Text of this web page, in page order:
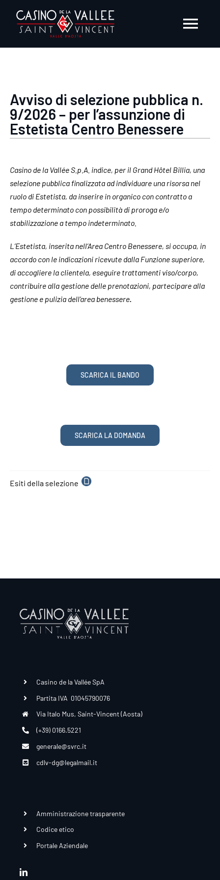
contenuto
PRESS ROOM
EVENTI
FORNITORI E CONSULENTI
OPPORTUNITÀ DI LAVORO
Avviso di selezione pubblica n.
9/2026 – per l’assunzione di
Estetista Centro Benessere
Casino de la Vallée S.p.A. indice, per il Grand Hôtel Billia, una
selezione pubblica finalizzata ad individuare una risorsa nel
ruolo di Estetista, da inserire in organico con contratto a
tempo determinato con possibilità di proroga e/o
stabilizzazione a tempo indeterminato.
L’Estetista, inserita nell’Area Centro Benessere, si occupa, in
accordo con le indicazioni ricevute dalla Funzione superiore,
di accogliere la clientela, eseguire trattamenti viso/corpo,
contribuire alla gestione delle prenotazioni, partecipare alla
gestione e pulizia dell’area benessere.
SCARICA IL BANDO
SCARICA LA DOMANDA
Esiti della selezione o
Casino de la Vallée SpA
Partita IVA 01045790076
Via Italo Mus, Saint-Vincent (Aosta)
(+39) 0166.5221
generale@svrc.it
cdlv-dg@legalmail.it
Amministrazione trasparente
Codice etico
Portale Aziendale